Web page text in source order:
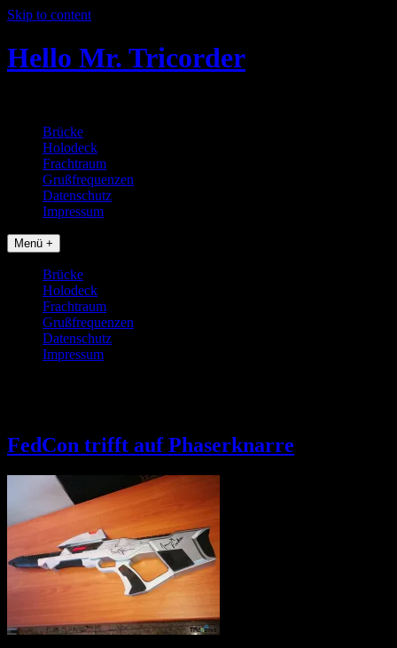
Skip to content
Hello Mr. Tricorder
Brücke
Holodeck
Frachtraum
Grußfrequenzen
Datenschutz
Impressum
Menü +
Brücke
Holodeck
Frachtraum
Grußfrequenzen
Datenschutz
Impressum
FedCon trifft auf Phaserknarre